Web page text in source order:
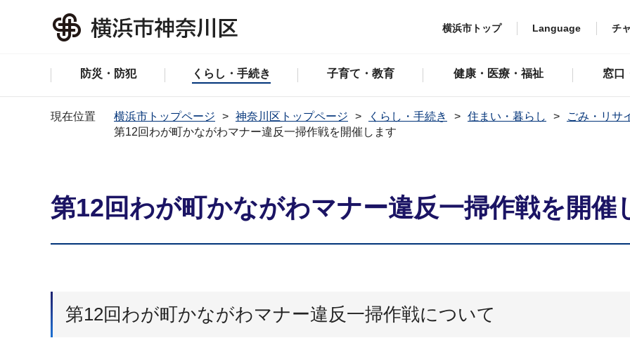
横浜市トップ Language チ
防災・防犯 くらし・手続き 子育て・教育 健康・医療・福祉 窓口
現在位置 横浜市トップページ 神奈川区トップページ くらし・手続き 住まい・暮らし ごみ・リサ
第12回わが町かながわマナー違反一掃作戦を開催します
第12回わが町かながわマナー違反一掃作戦を開催
第12回わが町かながわマナー違反一掃作戦について